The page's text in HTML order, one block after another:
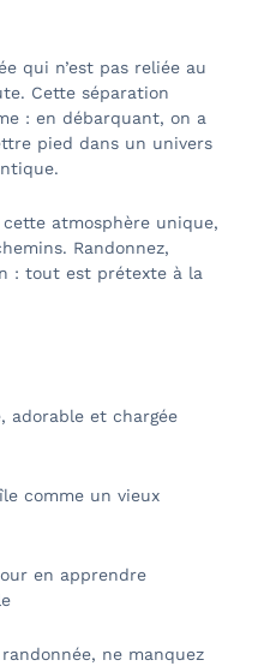
qui n’est pas reliée au
Cette séparation
: en débarquant, on a
pied dans un univers
atmosphère unique,
Randonnez,
: tout est prétexte à la
adorable et chargée
comme un vieux
en apprendre
ne manquez